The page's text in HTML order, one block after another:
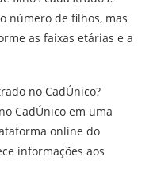
número de filhos, mas
as faixas etárias e a
no CadÚnico?
CadÚnico em uma
online do
informações aos